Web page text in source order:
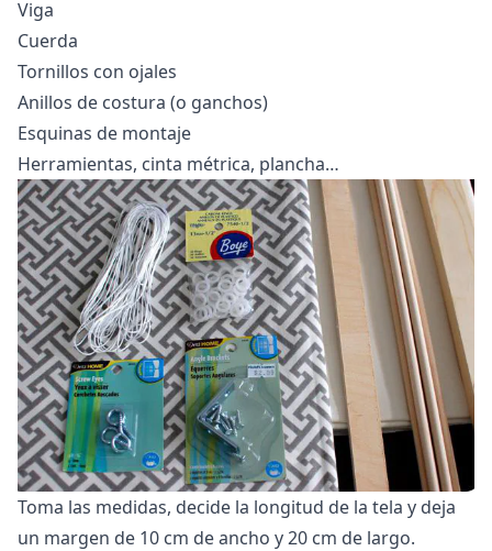
Viga
Cuerda
Tornillos con ojales
Anillos de costura (o ganchos)
Esquinas de montaje
Herramientas, cinta métrica, plancha…
Toma las medidas, decide la longitud de la tela y deja
un margen de 10 cm de ancho y 20 cm de largo.